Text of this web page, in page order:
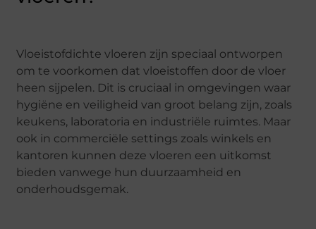
Vloeistofdichte vloeren zijn speciaal ontworpen
om te voorkomen dat vloeistoffen door de vloer
heen sijpelen. Dit is cruciaal in omgevingen waar
hygiëne en veiligheid van groot belang zijn, zoals
keukens, laboratoria en industriële ruimtes. Maar
ook in commerciële settings zoals winkels en
kantoren kunnen deze vloeren een uitkomst
bieden vanwege hun duurzaamheid en
onderhoudsgemak.